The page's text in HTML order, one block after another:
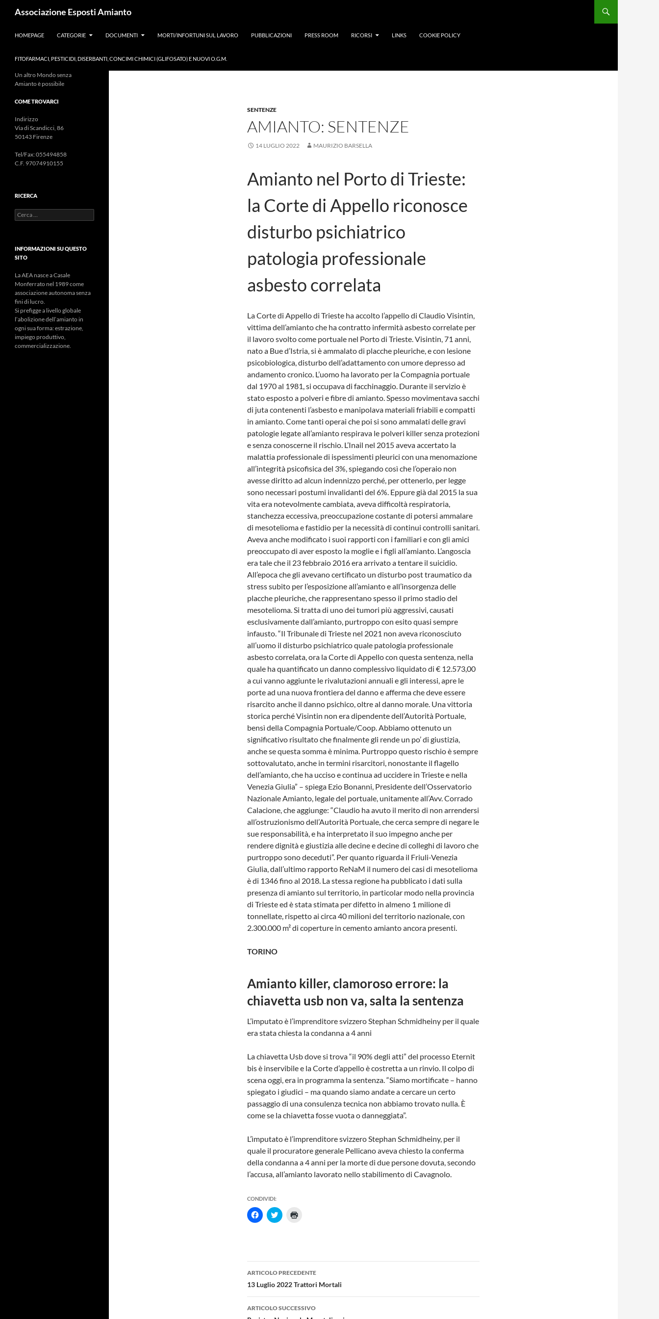
Associazione Esposti Amianto
HOMEPAGE
CATEGORIE DOCUMENTI MORTI/INFORTUNI SUL LAVORO PUBBLICAZIONI PRESS ROOM RICORSI LINKS COOKIE POLICY
FITOFARMACI, PESTICIDI, DISERBANTI, CONCIMI CHIMICI (GLIFOSATO) E NUOVI O.G.M.
SENTENZE
AMIANTO: SENTENZE
14 LUGLIO 2022 MAURIZIO BARSELLA
Amianto nel Porto di Trieste:
la Corte di Appello riconosce
disturbo psichiatrico
patologia professionale
asbesto correlata
La Corte di Appello di Trieste ha accolto l’appello di Claudio Visintin,
vittima dell’amianto che ha contratto infermità asbesto correlate per
il lavoro svolto come portuale nel Porto di Trieste. Visintin, 71 anni,
nato a Bue d’Istria, si è ammalato di placche pleuriche, e con lesione
psicobiologica, disturbo dell’adattamento con umore depresso ad
andamento cronico. L’uomo ha lavorato per la Compagnia portuale
dal 1970 al 1981, si occupava di facchinaggio. Durante il servizio è
stato esposto a polveri e fibre di amianto. Spesso movimentava sacchi
di juta contenenti l’asbesto e manipolava materiali friabili e compatti
in amianto. Come tanti operai che poi si sono ammalati delle gravi
patologie legate all’amianto respirava le polveri killer senza protezioni
e senza conoscerne il rischio. L’Inail nel 2015 aveva accertato la
malattia professionale di ispessimenti pleurici con una menomazione
all’integrità psicofisica del 3%, spiegando così che l’operaio non
avesse diritto ad alcun indennizzo perché, per ottenerlo, per legge
sono necessari postumi invalidanti del 6%. Eppure già dal 2015 la sua
vita era notevolmente cambiata, aveva difficoltà respiratoria,
stanchezza eccessiva, preoccupazione costante di potersi ammalare
di mesotelioma e fastidio per la necessità di continui controlli sanitari.
Aveva anche modificato i suoi rapporti con i familiari e con gli amici
preoccupato di aver esposto la moglie e i figli all’amianto. L’angoscia
era tale che il 23 febbraio 2016 era arrivato a tentare il suicidio.
All’epoca che gli avevano certificato un disturbo post traumatico da
stress subito per l’esposizione all’amianto e all’insorgenza delle
placche pleuriche, che rappresentano spesso il primo stadio del
mesotelioma. Si tratta di uno dei tumori più aggressivi, causati
esclusivamente dall’amianto, purtroppo con esito quasi sempre
infausto. “Il Tribunale di Trieste nel 2021 non aveva riconosciuto
all’uomo il disturbo psichiatrico quale patologia professionale
asbesto correlata, ora la Corte di Appello con questa sentenza, nella
quale ha quantificato un danno complessivo liquidato di € 12.573,00
a cui vanno aggiunte le rivalutazioni annuali e gli interessi, apre le
porte ad una nuova frontiera del danno e afferma che deve essere
risarcito anche il danno psichico, oltre al danno morale. Una vittoria
storica perché Visintin non era dipendente dell’Autorità Portuale,
bensì della Compagnia Portuale/Coop. Abbiamo ottenuto un
significativo risultato che finalmente gli rende un po’ di giustizia,
anche se questa somma è minima. Purtroppo questo rischio è sempre
sottovalutato, anche in termini risarcitori, nonostante il flagello
dell’amianto, che ha ucciso e continua ad uccidere in Trieste e nella
Venezia Giulia” – spiega Ezio Bonanni, Presidente dell’Osservatorio
Nazionale Amianto, legale del portuale, unitamente all’Avv. Corrado
Calacione, che aggiunge: “Claudio ha avuto il merito di non arrendersi
all’ostruzionismo dell’Autorità Portuale, che cerca sempre di negare le
sue responsabilità, e ha interpretato il suo impegno anche per
rendere dignità e giustizia alle decine e decine di colleghi di lavoro che
purtroppo sono deceduti”. Per quanto riguarda il Friuli-Venezia
Giulia, dall’ultimo rapporto ReNaM il numero dei casi di mesotelioma
è di 1346 fino al 2018. La stessa regione ha pubblicato i dati sulla
presenza di amianto sul territorio, in particolar modo nella provincia
di Trieste ed è stata stimata per difetto in almeno 1 milione di
tonnellate, rispetto ai circa 40 milioni del territorio nazionale, con
2.300.000 m² di coperture in cemento amianto ancora presenti.
TORINO
Amianto killer, clamoroso errore: la
chiavetta usb non va, salta la sentenza
L’imputato è l’imprenditore svizzero Stephan Schmidheiny per il quale
era stata chiesta la condanna a 4 anni
La chiavetta Usb dove si trova “il 90% degli atti” del processo Eternit
bis è inservibile e la Corte d’appello è costretta a un rinvio. Il colpo di
scena oggi, era in programma la sentenza. “Siamo mortificate – hanno
spiegato i giudici – ma quando siamo andate a cercare un certo
passaggio di una consulenza tecnica non abbiamo trovato nulla. È
come se la chiavetta fosse vuota o danneggiata”.
L’ìmputato è l’imprenditore svizzero Stephan Schmidheiny, per il
quale il procuratore generale Pellicano aveva chiesto la conferma
della condanna a 4 anni per la morte di due persone dovuta, secondo
l’accusa, all’amianto lavorato nello stabilimento di Cavagnolo.
CONDIVIDI:
F
a
e
r
c
o
n
d
v
i
F
a
u
i
p
e
r
c
n
u
i
p
e
r
s
a
m
Navigazione
articolo
ARTICOLO PRECEDENTE
13 Luglio 2022 Trattori Mortali
ARTICOLO SUCCESSIVO
Un altro Mondo senza
Amianto è possibile
COME TROVARCI
Indirizzo
Via di Scandicci, 86
50143 Firenze
Tel/Fax: 055494858
C.F. 97074910155
RICERCA
Ricerca
per:
INFORMAZIONI SU QUESTO
SITO
La AEA nasce a Casale
Monferrato nel 1989 come
associazione autonoma senza
fini di lucro.
Si prefigge a livello globale
l’abolizione dell’amianto in
ogni sua forma: estrazione,
impiego produttivo,
commercializzazione.